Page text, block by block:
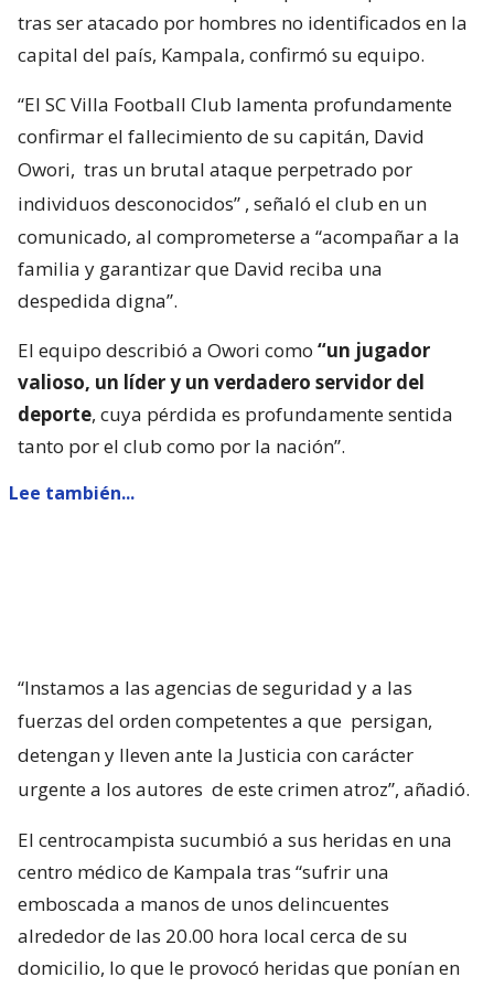
tras ser atacado por hombres no identificados en la
capital del país, Kampala, confirmó su equipo.
“El SC Villa Football Club lamenta profundamente
confirmar el fallecimiento de su capitán, David
Owori, tras un brutal ataque perpetrado por
individuos desconocidos” , señaló el club en un
comunicado, al comprometerse a “acompañar a la
familia y garantizar que David reciba una
despedida digna”.
El equipo describió a Owori como “un jugador
valioso, un líder y un verdadero servidor del
deporte, cuya pérdida es profundamente sentida
tanto por el club como por la nación”.
Lee también...
“Instamos a las agencias de seguridad y a las
fuerzas del orden competentes a que persigan,
detengan y lleven ante la Justicia con carácter
urgente a los autores de este crimen atroz”, añadió.
El centrocampista sucumbió a sus heridas en una
centro médico de Kampala tras “sufrir una
emboscada a manos de unos delincuentes
alrededor de las 20.00 hora local cerca de su
domicilio, lo que le provocó heridas que ponían en